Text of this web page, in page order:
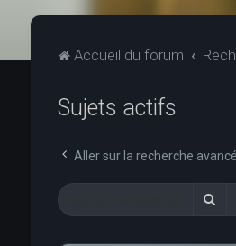
Accueil du forum
Sujets actifs
Aller sur la recherche